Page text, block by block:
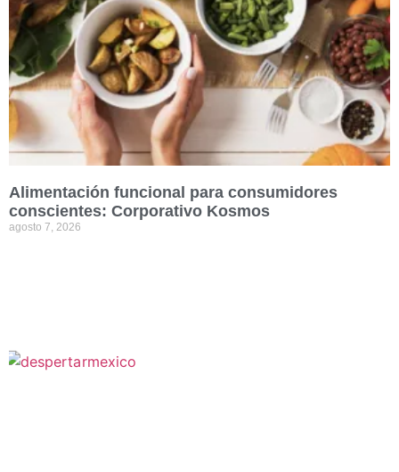
Alimentación funcional para consumidores
conscientes: Corporativo Kosmos
agosto 7, 2026